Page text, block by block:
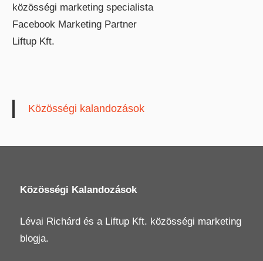
közösségi marketing specialista
Facebook Marketing Partner
Liftup Kft.
Közösségi kalandozások
Közösségi Kalandozások
Lévai Richárd és a Liftup Kft. közösségi marketing
blogja.